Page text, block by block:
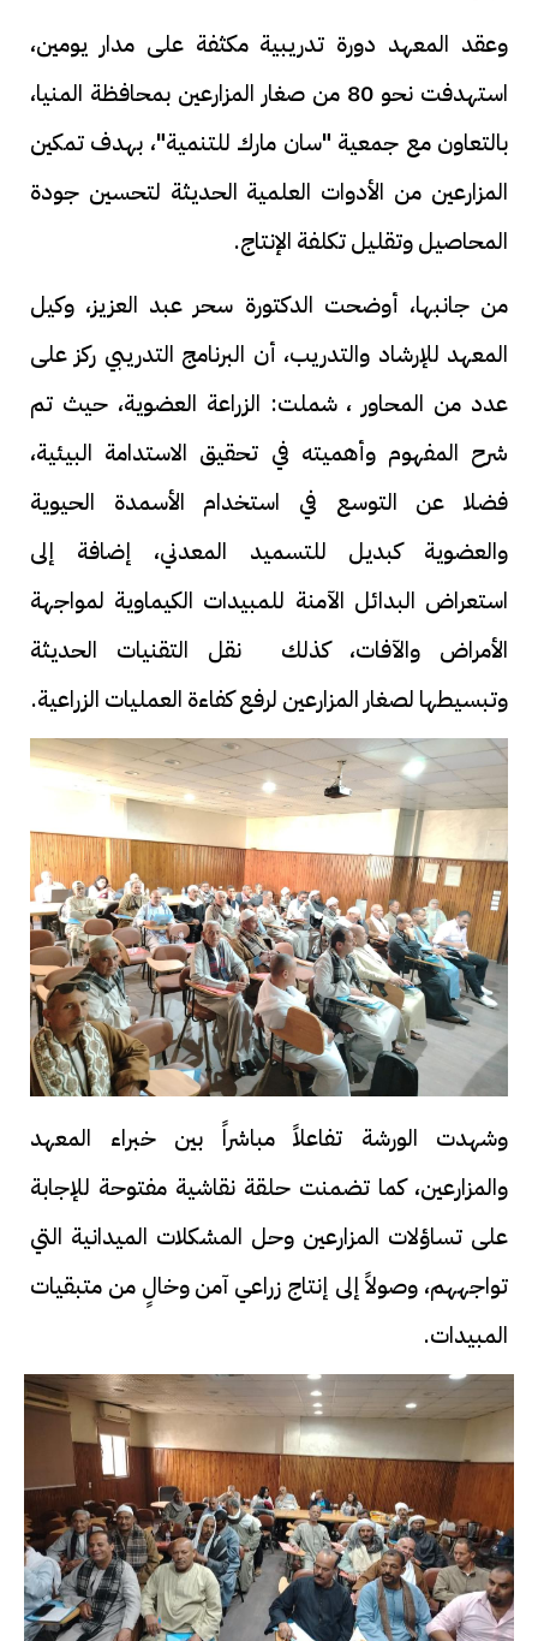
وعقد المعهد دورة تدريبية مكثفة على مدار يومين،
استهدفت نحو 80 من صغار المزارعين بمحافظة المنيا،
بالتعاون مع جمعية "سان مارك للتنمية"، بهدف تمكين
المزارعين من الأدوات العلمية الحديثة لتحسين جودة
المحاصيل وتقليل تكلفة الإنتاج.
من جانبها، أوضحت الدكتورة سحر عبد العزيز، وكيل
المعهد للإرشاد والتدريب، أن البرنامج التدريبي ركز على
عدد من المحاور ، شملت: الزراعة العضوية، حيث تم
شرح المفهوم وأهميته في تحقيق الاستدامة البيئية،
فضلا عن التوسع في استخدام الأسمدة الحيوية
والعضوية كبديل للتسميد المعدني، إضافة إلى
استعراض البدائل الآمنة للمبيدات الكيماوية لمواجهة
الأمراض والآفات، كذلك نقل التقنيات الحديثة
وتبسيطها لصغار المزارعين لرفع كفاءة العمليات الزراعية.
وشهدت الورشة تفاعلاً مباشراً بين خبراء المعهد
والمزارعين، كما تضمنت حلقة نقاشية مفتوحة للإجابة
على تساؤلات المزارعين وحل المشكلات الميدانية التي
تواجههم، وصولاً إلى إنتاج زراعي آمن وخالٍ من متبقيات
المبيدات.